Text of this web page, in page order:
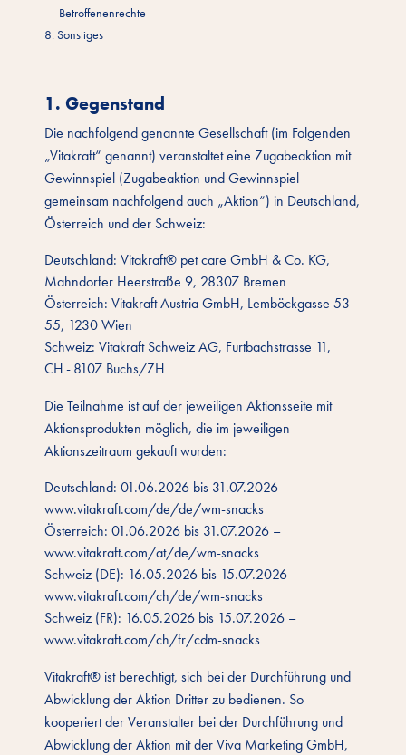
Betroffenenrechte
8. Sonstiges
1. Gegenstand
Die nachfolgend genannte Gesellschaft (im Folgenden
„Vitakraft“ genannt) veranstaltet eine Zugabeaktion mit
Gewinnspiel (Zugabeaktion und Gewinnspiel
gemeinsam nachfolgend auch „Aktion“) in Deutschland,
Österreich und der Schweiz:
Deutschland: Vitakraft® pet care GmbH & Co. KG,
Mahndorfer Heerstraße 9, 28307 Bremen
Österreich: Vitakraft Austria GmbH, Lemböckgasse 53-
55, 1230 Wien
Schweiz: Vitakraft Schweiz AG, Furtbachstrasse 11,
CH - 8107 Buchs/ZH
Die Teilnahme ist auf der jeweiligen Aktionsseite mit
Aktionsprodukten möglich, die im jeweiligen
Aktionszeitraum gekauft wurden:
Deutschland: 01.06.2026 bis 31.07.2026 –
www.vitakraft.com/de/de/wm-snacks
Österreich: 01.06.2026 bis 31.07.2026 –
www.vitakraft.com/at/de/wm-snacks
Schweiz (DE): 16.05.2026 bis 15.07.2026 –
www.vitakraft.com/ch/de/wm-snacks
Schweiz (FR): 16.05.2026 bis 15.07.2026 –
www.vitakraft.com/ch/fr/cdm-snacks
Vitakraft® ist berechtigt, sich bei der Durchführung und
Abwicklung der Aktion Dritter zu bedienen. So
kooperiert der Veranstalter bei der Durchführung und
Abwicklung der Aktion mit der Viva Marketing GmbH,